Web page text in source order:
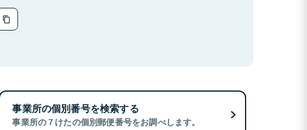
事業所の個別番号を検索する
事業所の７けたの個別郵便番号をお調べします。